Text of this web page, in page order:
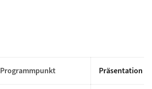
Programmpunkt Präsentation